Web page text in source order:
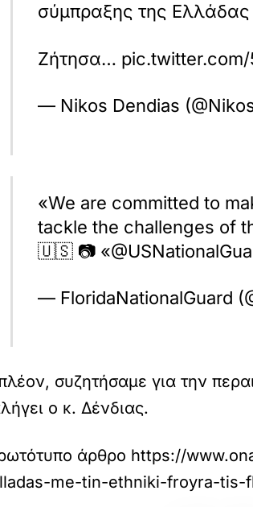
σύμπραξης της Ελλάδας
Ζήτησα…
— Nikos Dendias
«We are committed to
tackle the challenges of
🇺🇸 📷
— FloridaNationalGuard
συζητήσαμε για την
ο κ. Δένδιας.
άρθρο https://
me-tin-ethniki-froyra-tis-